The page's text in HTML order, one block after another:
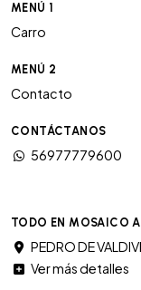
MENÚ 1
Carro
MENÚ 2
Contacto
CONTÁCTANOS
56977779600
TODO EN MOSAICO
PEDRO DE
Ver más detalles